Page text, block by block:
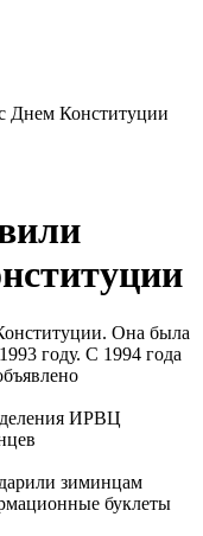
Она была
году. С 1994 года
ИРВЦ
зиминцам
буклеты
Днем Конституции